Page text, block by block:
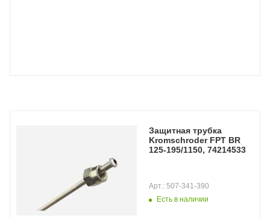
Защитная трубка
Kromschroder FPT BR
125-195/1150, 74214533
Есть в наличии
Арт.: 507-341-390